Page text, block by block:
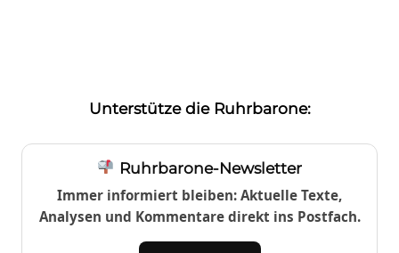
Unterstütze die Ruhrbarone:
Ruhrbarone-Newsletter
Immer informiert bleiben: Aktuelle Texte,
Analysen und Kommentare direkt ins Postfach.